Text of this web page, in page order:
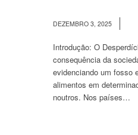
DEZEMBRO 3, 2025
Introdução: O
consequência da
evidenciando um fosso
alimentos em
noutros. Nos países…